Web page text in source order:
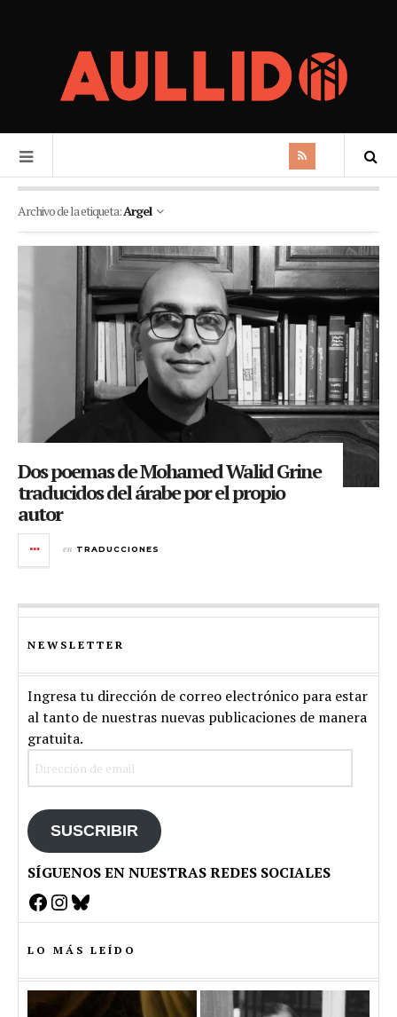
Archivo de la etiqueta:Argel
Dos poemas de Mohamed Walid Grine
traducidos del árabe por el propio
autor
en TRADUCCIONES
NEWSLETTER
Ingresa tu dirección de correo electrónico para estar
al tanto de nuestras nuevas publicaciones de manera
gratuita.
SUSCRIBIR
SÍGUENOS EN NUESTRAS REDES SOCIALES
Facebook
Instagram
Bluesky
LO MÁS LEÍDO